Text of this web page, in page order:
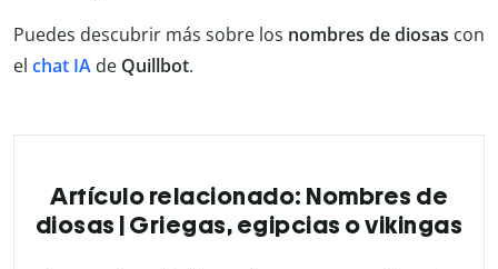
Puedes descubrir más sobre los nombres de diosas con
el chat IA de Quillbot.
Artículo relacionado: Nombres de
diosas | Griegas, egipcias o vikingas